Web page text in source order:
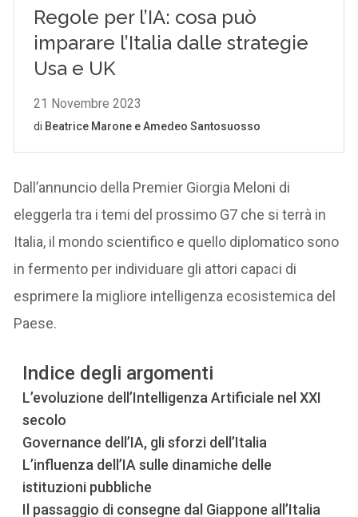
Dall’annuncio della Premier Giorgia Meloni di
eleggerla tra i temi del prossimo G7 che si terrà in
Italia, il mondo scientifico e quello diplomatico sono
in fermento per individuare gli attori capaci di
esprimere la migliore intelligenza ecosistemica del
Paese.
Indice degli argomenti
L’evoluzione dell’Intelligenza Artificiale nel XXI
secolo
Governance dell’IA, gli sforzi dell’Italia
L’influenza dell’IA sulle dinamiche delle
istituzioni pubbliche
Il passaggio di consegne dal Giappone all’Italia